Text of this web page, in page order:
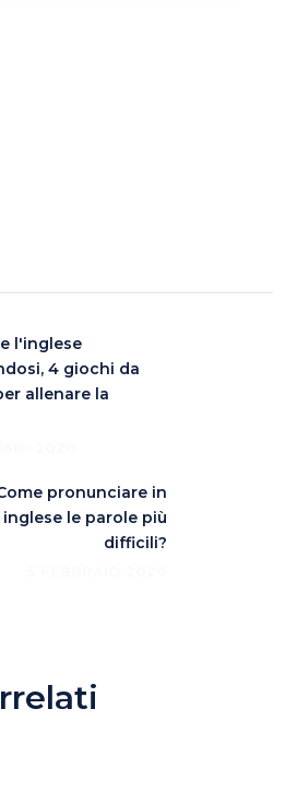
l'inglese
4 giochi da
allenare la
pronunciare in
inglese le parole più
difficili?